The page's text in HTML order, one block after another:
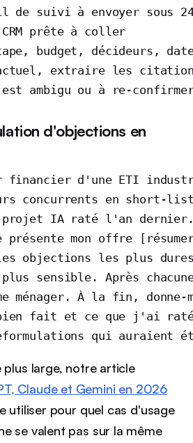
de suivi à envoyer sous
prête à coller
budget, décideurs,
extraire les
ambigu ou à re-
d'objections en
financier d'une ETI
concurrents en short-
projet IA raté l'an
présente mon offre
objections les plus
plus sensible. Après
ménager. À la fin,
fait et ce que j'ai
qui auraient
plus large, notre article
Claude et Gemini en 2026
utiliser pour quel cas d'usage
se valent pas sur la même